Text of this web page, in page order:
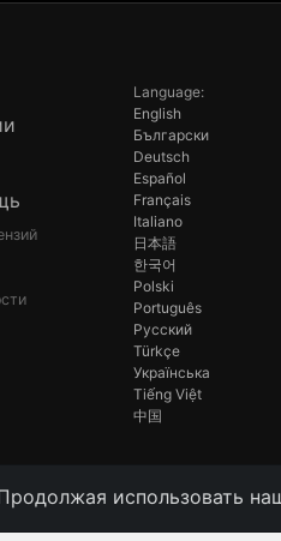
использовать
Language:
English
Български
Deutsch
Español
Français
Italiano
日本語
한국어
Polski
Português
Русский
Türkçe
Українська
Tiếng Việt
中国